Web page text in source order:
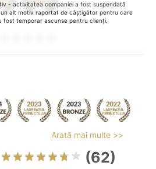
- activitatea companiei a fost suspendată
alt motiv raportat de câștigător pentru care
fost temporar ascunse pentru clienți.
Arată mai multe >>
(62)